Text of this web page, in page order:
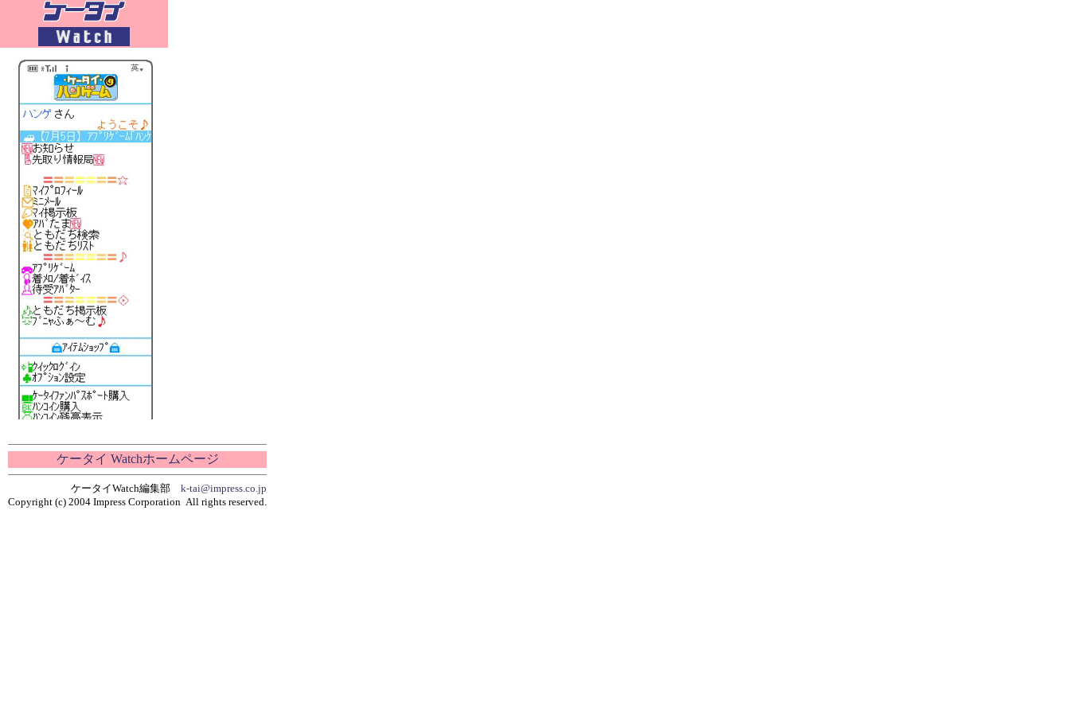
ケータイ Watchホームページ
ケータイWatch編集部 k-tai@impress.co.jp
Copyright (c) 2004 Impress Corporation All rights reserved.